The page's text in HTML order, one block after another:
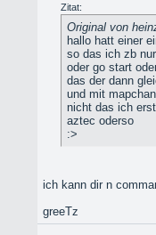
Zitat:
Original von
hallo hatt einer
so das ich zb
oder go start
das der dann
und mit
nicht das ich
aztec oderso
:>
ich kann dir n
greeTz